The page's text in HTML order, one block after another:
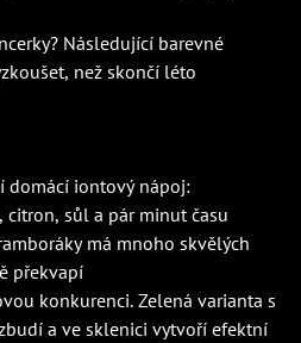
Následující barevné
než skončí léto
domácí iontový nápoj:
citron, sůl a pár minut času
má mnoho skvělých
překvapí
konkurenci. Zelená varianta s
a ve sklenici vytvoří efektní